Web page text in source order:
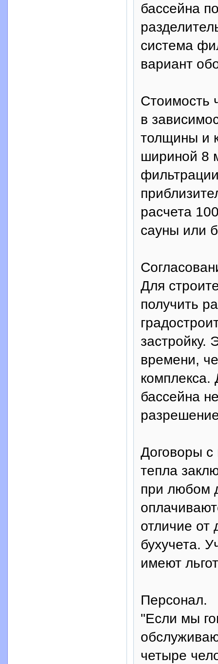
бассейна
система
вариант
Стоимость
в
толщины и
шириной 8
расчета
сауны или
Для
получить
застройку.
времени,
комплекса.
бассейна
Договоры с
тепла
при любом
отличие от
бухучета.
имеют
Персонал.
"Если мы
четыре